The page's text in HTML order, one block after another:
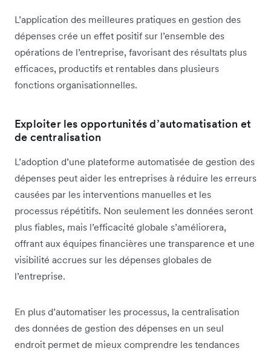
L’application des meilleures pratiques en gestion des
dépenses crée un effet positif sur l’ensemble des
opérations de l’entreprise, favorisant des résultats plus
efficaces, productifs et rentables dans plusieurs
fonctions organisationnelles.
Exploiter les opportunités d’automatisation et
de centralisation
L’adoption d’une plateforme automatisée de gestion des
dépenses peut aider les entreprises à réduire les erreurs
causées par les interventions manuelles et les
processus répétitifs. Non seulement les données seront
plus fiables, mais l’efficacité globale s’améliorera,
offrant aux équipes financières une transparence et une
visibilité accrues sur les dépenses globales de
l’entreprise.
En plus d’automatiser les processus, la centralisation
des données de gestion des dépenses en un seul
endroit permet de mieux comprendre les tendances